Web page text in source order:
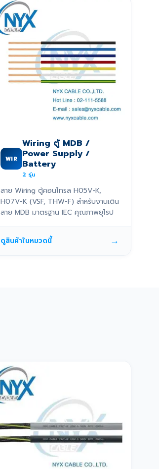
WIR
Wiring ตู้ MDB /
Power Supply /
Battery
2 รุ่น
สาย Wiring ตู้คอนโทรล H05V-K,
H07V-K (VSF, THW-F) สำหรับงานเดิน
สาย MDB มาตรฐาน IEC คุณภาพยุโรป
ดูสินค้าในหมวดนี้ →